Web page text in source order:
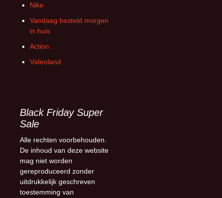
Nike
Vandaag besteld morgen
in huis
Action
Videoland
Black Friday Super
Sale
Alle rechten voorbehouden.
De inhoud van deze website
mag niet worden
gereproduceerd zonder
uitdrukkelijk geschreven
toestemming van